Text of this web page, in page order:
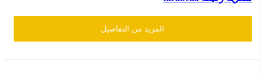
المزيد من التفاصيل